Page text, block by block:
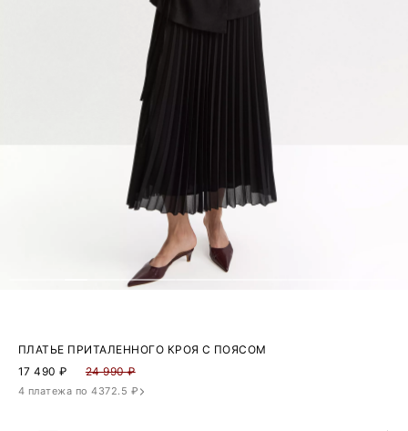
ПЛАТЬЕ ПРИТАЛЕННОГО КРОЯ С ПОЯСОМ
17 490₽ 24 990 ₽
4 платежа по 4372.5 ₽